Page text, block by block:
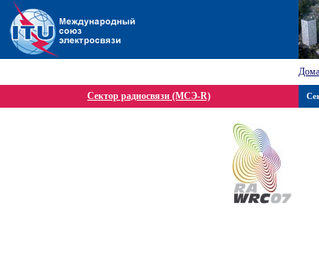
Сектор радиосвязи (МСЭ-R)